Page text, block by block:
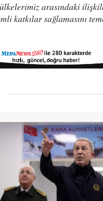
arasındaki
katkılar sağlamasını